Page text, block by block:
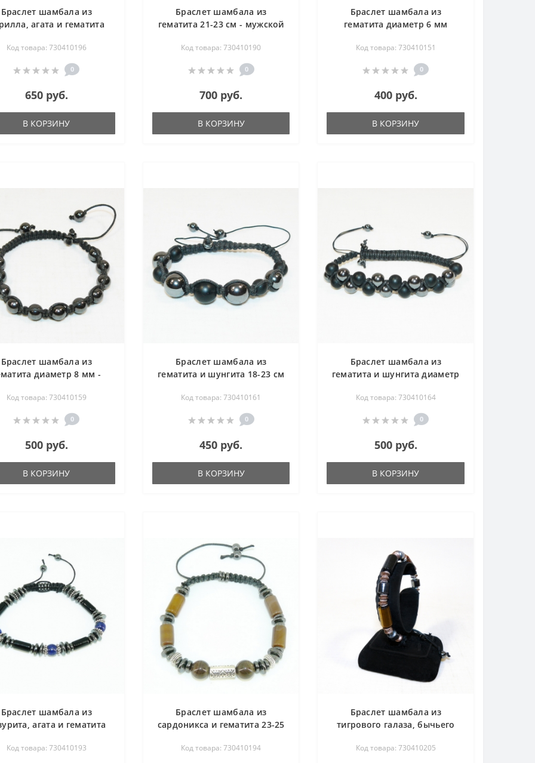
Браслет шамбала из
агата и гематита
Код товара: 730410196
0
650 руб.
В КОРЗИНУ
Браслет шамбала из
гематита 21-23 см - мужской
Код товара: 730410190
0
700 руб.
В КОРЗИНУ
Браслет шамбала из
гематита диаметр 6 мм
Код товара: 730410151
0
400 руб.
В КОРЗИНУ
Браслет шамбала из
диаметр 8 мм -
Код товара: 730410159
0
500 руб.
В КОРЗИНУ
Браслет шамбала из
гематита и шунгита 18-23 см
Код товара: 730410161
0
450 руб.
В КОРЗИНУ
Браслет шамбала из
гематита и шунгита диаметр
Код товара: 730410164
0
500 руб.
В КОРЗИНУ
Браслет шамбала из
агата и гематита
Код товара: 730410193
Браслет шамбала из
сардоникса и гематита 23-25
Код товара: 730410194
Браслет шамбала из
тигрового галаза, бычьего
гематита - 18-22 см
Код товара: 730410205